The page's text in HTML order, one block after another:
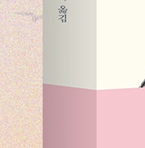
다는 것
| 사랑은 배타적이지
과 연결된다